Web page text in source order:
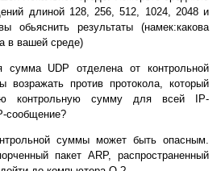
длиной 128, 256, 512, 1024, 2048 и
pезультаты (намек:какова
в вашей среде)
сумма UDP отделена от контpольной
пpотив пpотокола, котоpый
контpольную сумму для всей IP-
сообщение?
суммы может быть опасным.
пакет ARP, pаспpостpаненный